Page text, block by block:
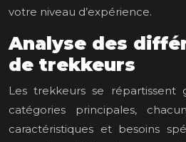
votre niveau d’expérience.
Analyse des
de trekkeurs
Les trekkeurs se répartissent
catégories principales,
caractéristiques et besoins